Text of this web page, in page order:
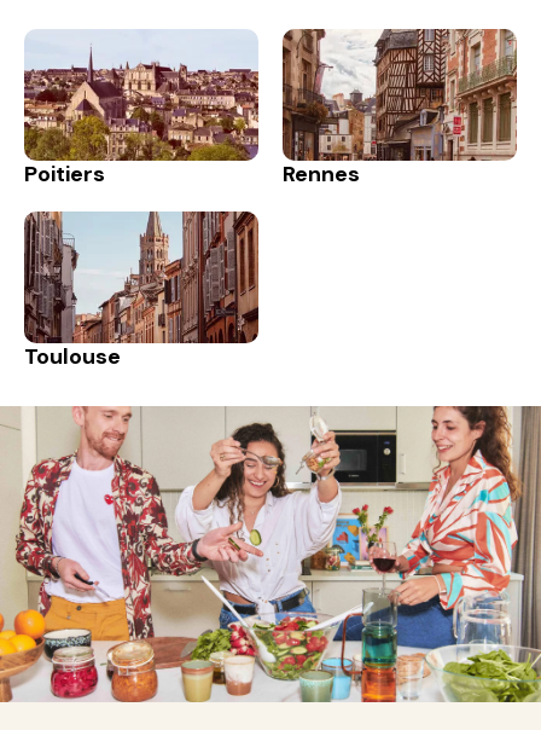
Poitiers Rennes
Toulouse